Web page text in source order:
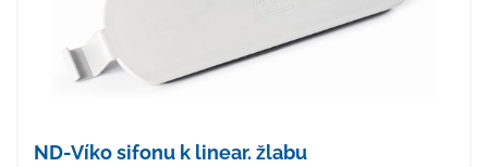
ND-Víko sifonu k linear. žlabu